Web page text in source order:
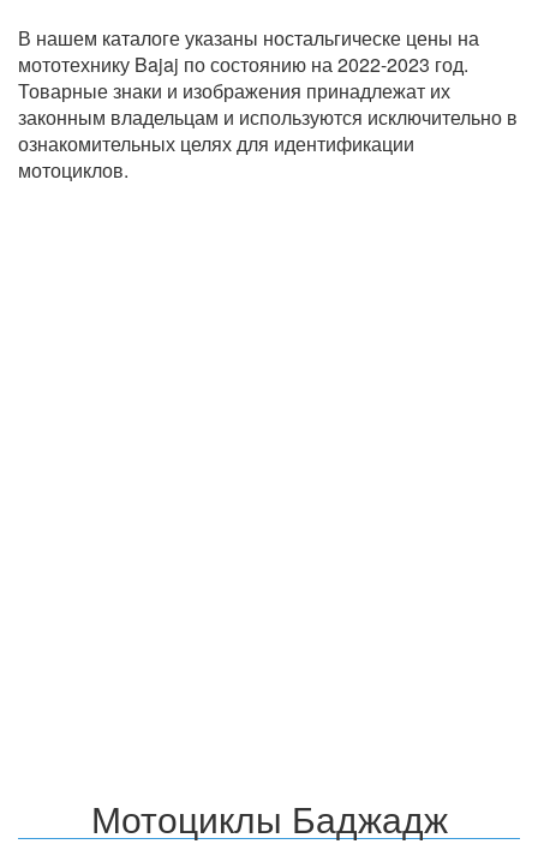
В нашем каталоге указаны ностальгическе цены на
мототехнику Bajaj по состоянию на 2022-2023 год.
Товарные знаки и изображения принадлежат их
законным владельцам и используются исключительно в
ознакомительных целях для идентификации
мотоциклов.
Мотоциклы Баджадж